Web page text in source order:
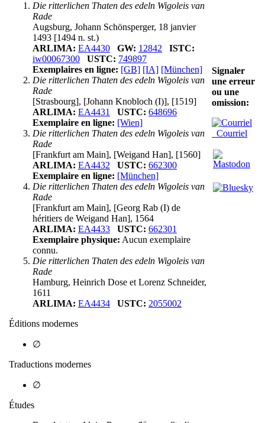
Die ritterlichen Thaten des edeln Wigoleis van
Rade
Augsburg, Johann Schönsperger, 18 janvier
1493 [1494 n. st.)
ARLIMA: EA4430 GW: 12842
ISTC:
iw00067300
USTC: 749897
Exemplaires en ligne: [GB] [IA] [München]
Die ritterlichen Thaten des edeln Wigoleis van
Rade
[Strasbourg], [Johann Knobloch (I)], [1519]
ARLIMA: EA4431 USTC: 648696
Exemplaire en ligne: [Wien]
Die ritterlichen Thaten des edeln Wigoleis van
Rade
[Frankfurt am Main], [Weigand Han], [1560]
ARLIMA: EA4432 USTC: 662300
Exemplaire en ligne: [München]
Die ritterlichen Thaten des edeln Wigoleis van
Rade
[Frankfurt am Main], [Georg Rab (I) de
héritiers de Weigand Han], 1564
ARLIMA: EA4433 USTC: 662301
Exemplaire physique: Aucun exemplaire
connu.
Die ritterlichen Thaten des edeln Wigoleis van
Rade
Hamburg, Heinrich Dose et Lorenz Schneider,
1611
ARLIMA: EA4434 USTC: 2055002
Éditions modernes
∅
Traductions modernes
∅
Études
Signaler
une erreur
ou une
omission:
Courriel